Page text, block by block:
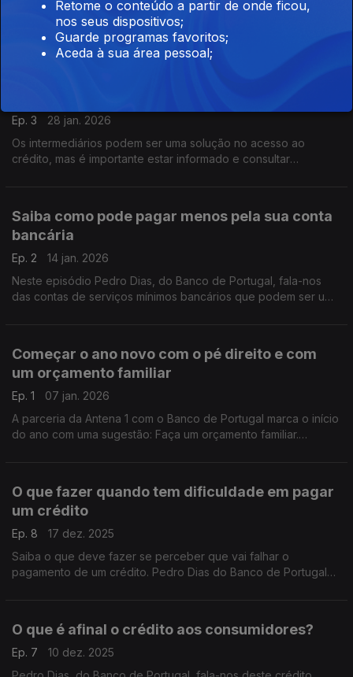
Antes de optar por um depósito a prazo convém analisar bem
todas as condições que está a contratualizar. Pedro Dias do
Banco de Portugal destaca alguns dos critérios a ter em conta.
Ep. 3
28 jan. 2026
Os intermediários podem ser uma solução no acesso ao
crédito, mas é importante estar informado e consultar
Saiba como pode pagar menos pela sua conta
bancária
Ep. 2
14 jan. 2026
Neste episódio Pedro Dias, do Banco de Portugal, fala-nos
das contas de serviços mínimos bancários que podem ser uma
Começar o ano novo com o pé direito e com
um orçamento familiar
Ep. 1
07 jan. 2026
A parceria da Antena 1 com o Banco de Portugal marca o início
do ano com uma sugestão: Faça um orçamento familiar.
O que fazer quando tem dificuldade em pagar
um crédito
Ep. 8
17 dez. 2025
Saiba o que deve fazer se perceber que vai falhar o
pagamento de um crédito. Pedro Dias do Banco de Portugal
O que é afinal o crédito aos consumidores?
Ep. 7
10 dez. 2025
Retome o conteúdo a partir de onde ficou,
nos seus dispositivos;
Guarde programas favoritos;
Aceda à sua área pessoal;